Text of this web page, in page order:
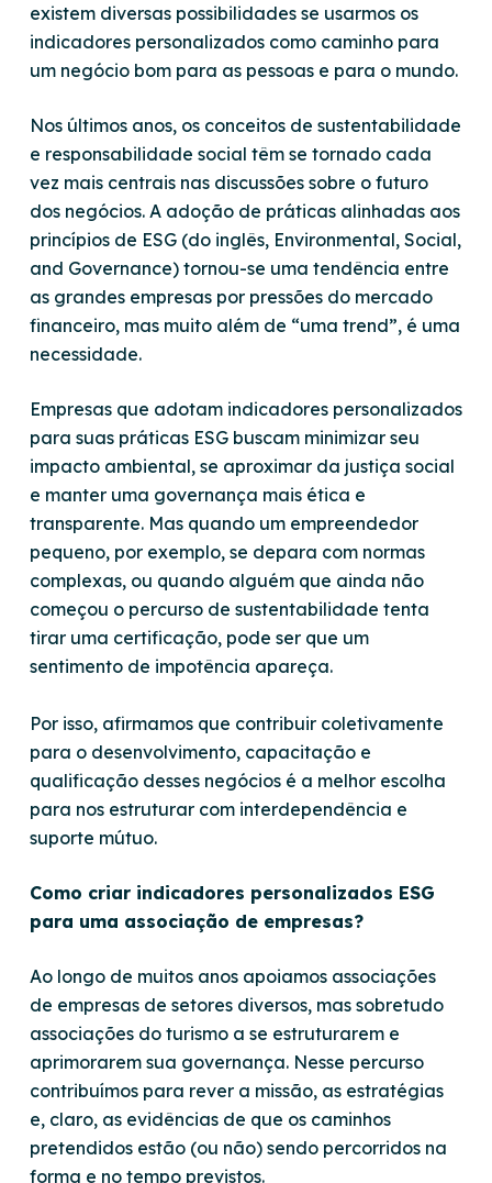
existem diversas possibilidades se usarmos os
indicadores personalizados como caminho para
um negócio bom para as pessoas e para o mundo.
Nos últimos anos, os conceitos de sustentabilidade
e responsabilidade social têm se tornado cada
vez mais centrais nas discussões sobre o futuro
dos negócios. A adoção de práticas alinhadas aos
princípios de ESG (do inglês, Environmental, Social,
and Governance) tornou-se uma tendência entre
as grandes empresas por pressões do mercado
financeiro, mas muito além de “uma trend”, é uma
necessidade.
Empresas que adotam indicadores personalizados
para suas práticas ESG buscam minimizar seu
impacto ambiental, se aproximar da justiça social
e manter uma governança mais ética e
transparente. Mas quando um empreendedor
pequeno, por exemplo, se depara com normas
complexas, ou quando alguém que ainda não
começou o percurso de sustentabilidade tenta
tirar uma certificação, pode ser que um
sentimento de impotência apareça.
Por isso, afirmamos que contribuir coletivamente
para o desenvolvimento, capacitação e
qualificação desses negócios é a melhor escolha
para nos estruturar com interdependência e
suporte mútuo.
Como criar indicadores personalizados ESG
para uma associação de empresas?
Ao longo de muitos anos apoiamos associações
de empresas de setores diversos, mas sobretudo
associações do turismo a se estruturarem e
aprimorarem sua governança. Nesse percurso
contribuímos para rever a missão, as estratégias
e, claro, as evidências de que os caminhos
pretendidos estão (ou não) sendo percorridos na
forma e no tempo previstos.